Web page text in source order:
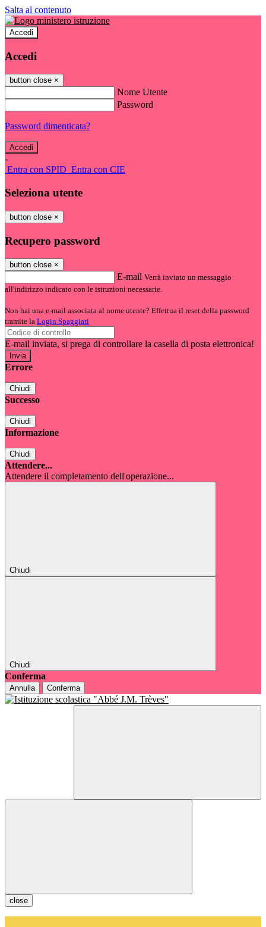
Salta al contenuto
Accedi
Accedi
button close ×
Nome Utente
Password
Password dimenticata?
-
Entra con SPID Entra con CIE
Seleziona utente
button close ×
Recupero password
button close ×
E-mail Verrà inviato un messaggio
all'indirizzo indicato con le istruzioni necessarie.
Non hai una e-mail associata al nome utente? Effettua il reset della password
tramite la Login Spaggiari
E-mail inviata, si prega di controllare la casella di posta elettronica!
Errore
Chiudi
Successo
Chiudi
Informazione
Chiudi
Attendere...
Attendere il completamento dell'operazione...
Chiudi
Chiudi
Conferma
Annulla Conferma
close